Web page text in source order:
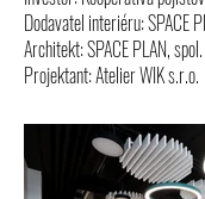
Dodavatel interiéru: SPACE
Architekt: SPACE PLAN,
Projektant: Atelier WIK s.r.o.